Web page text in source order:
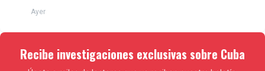
Ayer
Recibe investigaciones exclusivas sobre Cuba